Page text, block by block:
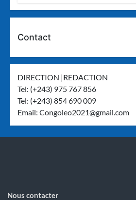
Contact
DIRECTION |REDACTION
Tel: (+243) 975 767 856
Tel: (+243) 854 690 009
Email:Congoleo2021@gmail.com
Nous contacter